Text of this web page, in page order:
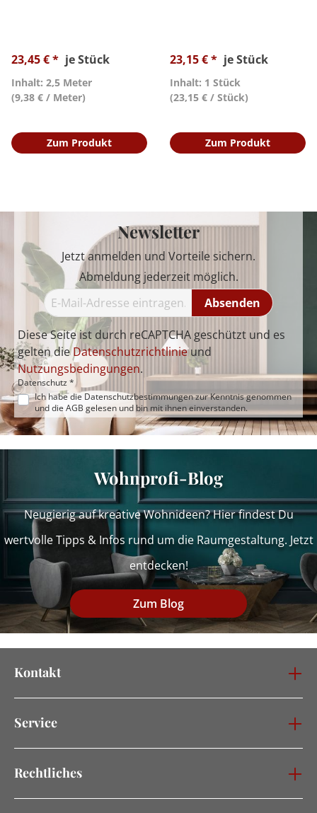
23,45 € * je Stück
Inhalt: 2,5 Meter
(9,38 € / Meter)
Zum Produkt
23,15 € * je Stück
Inhalt: 1 Stück
(23,15 € / Stück)
Zum Produkt
Newsletter
Jetzt anmelden und Vorteile sichern.
Abmeldung jederzeit möglich.
Absenden
Diese Seite ist durch reCAPTCHA geschützt und es
gelten dieDatenschutzrichtlinieund
Nutzungsbedingungen.
Datenschutz *
Ich habe die Datenschutzbestimmungenzur Kenntnis genommen
und die AGB gelesen und bin mit ihnen einverstanden.
Wohnprofi-Blog
Neugierig auf kreative Wohnideen? Hier findest Du
wertvolle Tipps & Infos rund um die Raumgestaltung. Jetzt
entdecken!
Zum Blog
Kontakt
Service
Rechtliches